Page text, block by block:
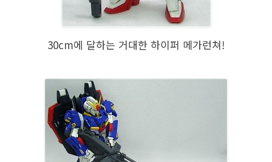
30cm에 달하는 거대한 하이퍼 메가런쳐!